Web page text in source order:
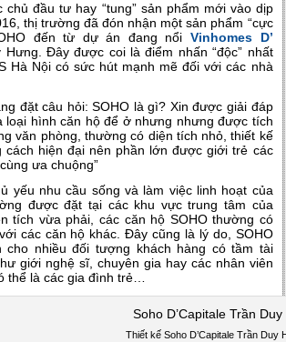
chủ đầu tư hay “tung” sản phẩm mới vào dịp
thị trường đã đón nhận một sản phẩm “cực
đến từ dự án đang nổi Vinhomes D’
Hưng. Đây được coi là điểm nhấn “độc” nhất
Hà Nội có sức hút mạnh mẽ đối với các nhà
đặt câu hỏi: SOHO là gì? Xin được giải đáp
loại hình căn hộ để ở nhưng nhưng được tích
văn phòng, thường có diện tích nhỏ, thiết kế
cách hiện đại nên phần lớn được giới trẻ các
ưa chuộng”
yếu nhu cầu sống và làm việc linh hoạt của
được đặt tại các khu vực trung tâm của
tích vừa phải, các căn hộ SOHO thường có
các căn hộ khác. Đây cũng là lý do, SOHO
cho nhiều đối tượng khách hàng có tầm tài
giới nghệ sĩ, chuyên gia hay các nhân viên
thể là các gia đình trẻ…
Thiết kế Soho D’Capitale Trần Duy